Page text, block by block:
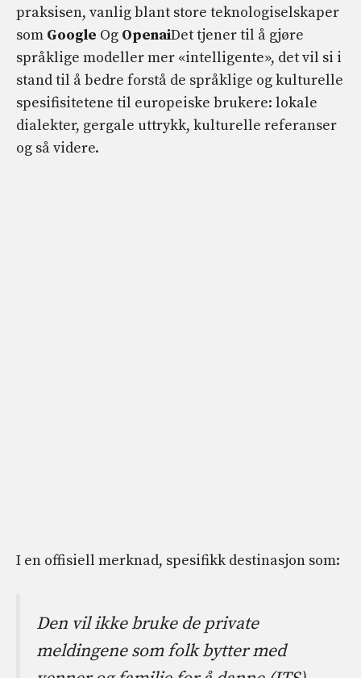
praksisen, vanlig blant store teknologiselskaper
som Google Og OpenaiDet tjener til å gjøre
språklige modeller mer «intelligente», det vil si i
stand til å bedre forstå de språklige og kulturelle
spesifisitetene til europeiske brukere: lokale
dialekter, gergale uttrykk, kulturelle referanser
og så videre.
I en offisiell merknad, spesifikk destinasjon som:
Den vil ikke bruke de private
meldingene som folk bytter med